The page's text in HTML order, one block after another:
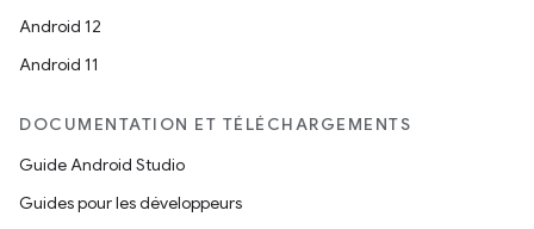
Android 12
Android 11
DOCUMENTATION ET TÉLÉCHARGEMENTS
Guide Android Studio
Guides pour les développeurs